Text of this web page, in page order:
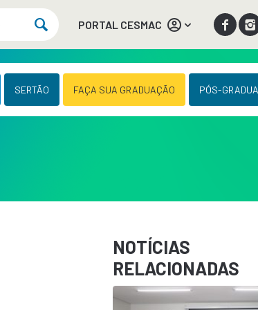
PORTAL CESMAC
SERTÃO FAÇA SUA GRADUAÇÃO PÓS-
NOTÍCIAS
RELACIONADAS